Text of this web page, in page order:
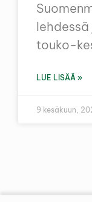
touko-
LUE LISÄÄ »
9 kesäkuun,